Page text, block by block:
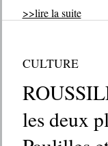
>>lire la suite
CULTURE
les deux